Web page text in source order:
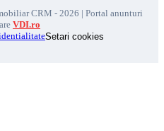
CRM - 2026 | Portal anunturi
VDI.ro
Setari cookies